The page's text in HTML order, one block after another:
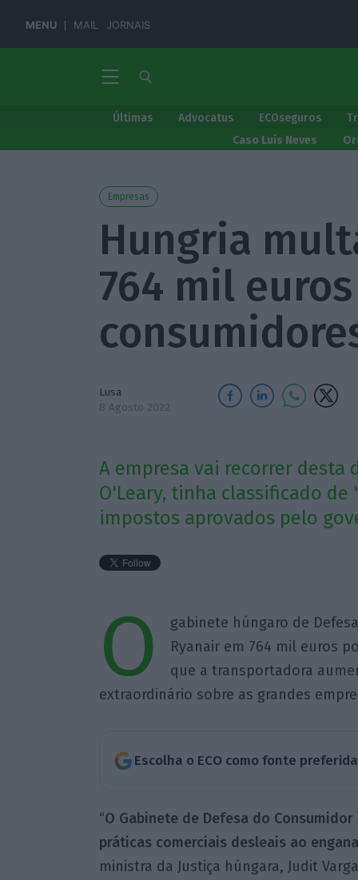
MENU MAIL JORNAIS
Últimas Advocatus ECOseguros
Caso Luís Neves
Empresas
Hungria
764 mil
Lusa
8 Agosto 2022
A empresa vai recorrer desta
O'Leary, tinha classificado
impostos aprovados pelo
O
gabinete húngaro de
Ryanair em 764 mil euros
que a transportadora
extraordinário sobre as grandes
Escolha o ECO como fonte
“O Gabinete de Defesa do
práticas comerciais desleais ao
ministra da Justiça húngara, Judit